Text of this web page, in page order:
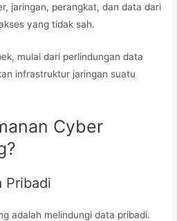
jaringan, perangkat, dan data dari
yang tidak sah.
mulai dari perlindungan data
infrastruktur jaringan suatu
Cyber
Pribadi
adalah melindungi data pribadi.